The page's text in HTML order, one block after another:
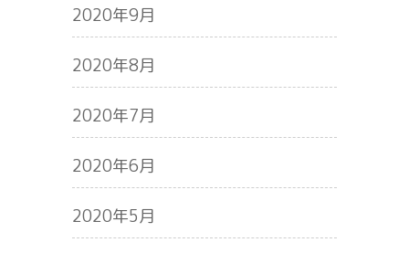
2020年9月
2020年8月
2020年7月
2020年6月
2020年5月